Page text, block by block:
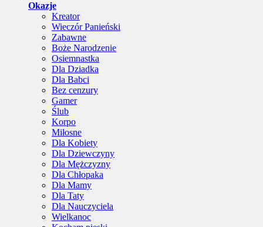
Okazje
Kreator
Wieczór Panieński
Zabawne
Boże Narodzenie
Osiemnastka
Dla Dziadka
Dla Babci
Bez cenzury
Gamer
Ślub
Korpo
Miłosne
Dla Kobiety
Dla Dziewczyny
Dla Mężczyzny
Dla Chłopaka
Dla Mamy
Dla Taty
Dla Nauczyciela
Wielkanoc